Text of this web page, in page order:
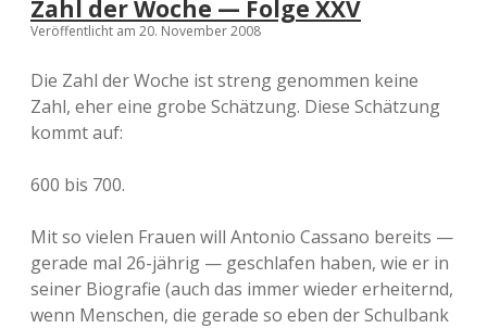
Zahl der Woche — Folge XXV
Veröffentlicht am 20. November 2008
Die Zahl der Woche ist streng genommen keine
Zahl, eher eine grobe Schätzung. Diese Schätzung
kommt auf:
600 bis 700.
Mit so vielen Frauen will Antonio Cassano bereits —
gerade mal 26-jährig — geschlafen haben, wie er in
seiner Biografie (auch das immer wieder erheiternd,
wenn Menschen, die gerade so eben der Schulbank